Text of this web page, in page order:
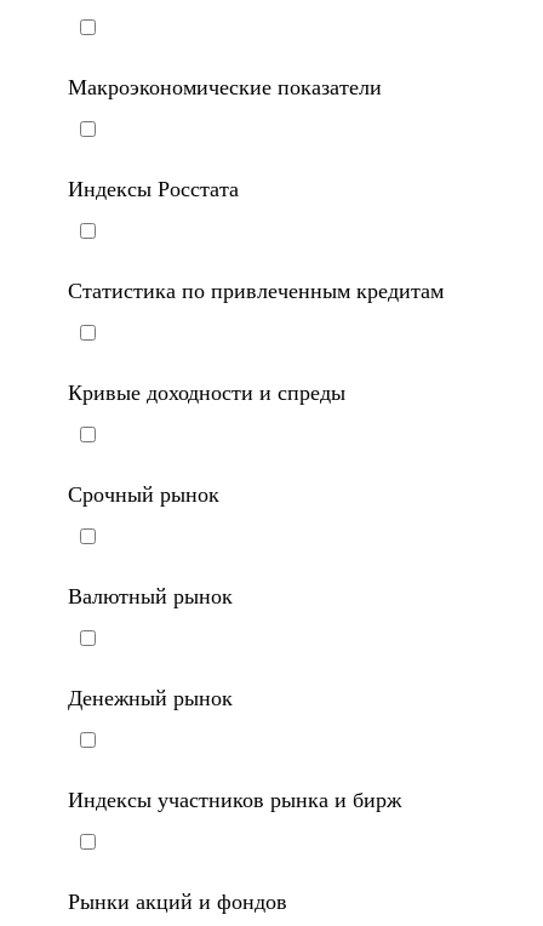
Макроэкономические показатели
Индексы Росстата
Статистика по привлеченным кредитам
Кривые доходности и спреды
Срочный рынок
Валютный рынок
Денежный рынок
Индексы участников рынка и бирж
Рынки акций и фондов